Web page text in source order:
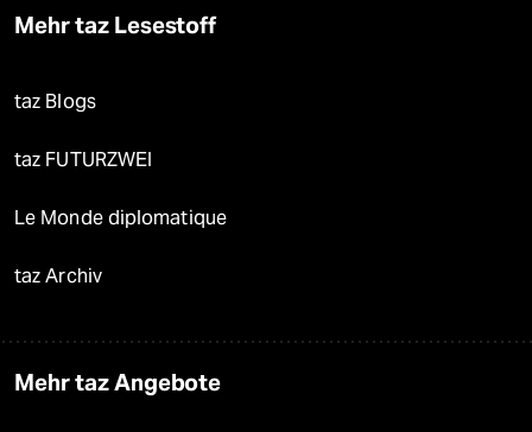
Mehr taz Lesestoff
taz Blogs
taz FUTURZWEI
Le Monde diplomatique
taz Archiv
Mehr taz Angebote